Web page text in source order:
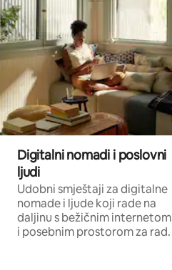
Digitalni nomadi i poslovni
ljudi
Udobni smještaji za digitalne
nomade i ljude koji rade na
daljinu s bežičnim internetom
i posebnim prostorom za rad.